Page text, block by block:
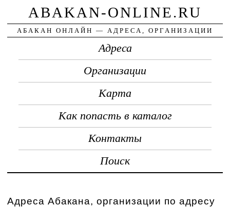
ABAKAN-ONLINE.RU
АБАКАН ОНЛАЙН — АДРЕСА, ОРГАНИЗАЦИИ
Адреса
Организации
Карта
Как попасть в каталог
Контакты
Поиск
Адреса Абакана, организации по адресу